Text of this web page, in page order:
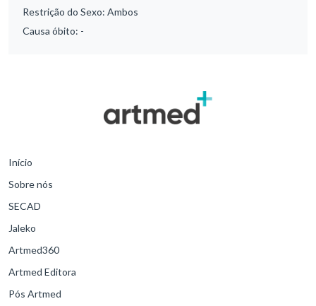
Restrição do Sexo: Ambos
Causa óbito: -
Início
Sobre nós
SECAD
Jaleko
Artmed360
Artmed Editora
Pós Artmed